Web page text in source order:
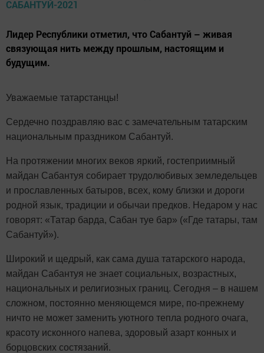
Лидер Республики отметил, что Сабантуй – живая
связующая нить между прошлым, настоящим и
будущим.
Уважаемые татарстанцы!
Сердечно поздравляю вас с замечательным татарским
национальным праздником Сабантуй.
На протяжении многих веков яркий, гостеприимный
майдан Сабантуя собирает трудолюбивых земледельцев
и прославленных батыров, всех, кому близки и дороги
родной язык, традиции и обычаи предков. Недаром у нас
говорят: «Татар барда, Сабан туе бар» («Где татары, там
Сабантуй»).
Широкий и щедрый, как сама душа татарского народа,
майдан Сабантуя не знает социальных, возрастных,
национальных и религиозных границ. Сегодня – в нашем
сложном, постоянно меняющемся мире, по-прежнему
ничто не может заменить уютного тепла родного очага,
красоту исконного напева, здоровый азарт конных и
борцовских состязаний.